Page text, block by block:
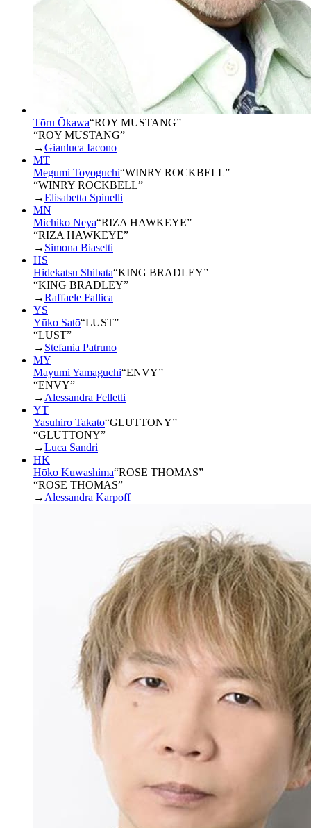
Tōru Ōkawa“ROY MUSTANG”
“ROY MUSTANG”
→Gianluca Iacono
MT
Megumi Toyoguchi“WINRY ROCKBELL”
“WINRY ROCKBELL”
→Elisabetta Spinelli
MN
Michiko Neya“RIZA HAWKEYE”
“RIZA HAWKEYE”
→ Simona Biasetti
HS
Hidekatsu Shibata“KING BRADLEY”
“KING BRADLEY”
→Raffaele Fallica
YS
Yūko Satō“LUST”
“LUST”
→ Stefania Patruno
MY
Mayumi Yamaguchi“ENVY”
“ENVY”
→ Alessandra Felletti
YT
Yasuhiro Takato“GLUTTONY”
“GLUTTONY”
→Luca Sandri
HK
Hōko Kuwashima“ROSE THOMAS”
“ROSE THOMAS”
→ Alessandra Karpoff